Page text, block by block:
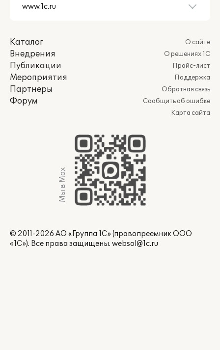
Каталог
Внедрения
Публикации
Мероприятия
Партнеры
Форум
О сайте
О решениях 1С
Прайс-лист
Поддержка
Обратная связь
Сообщить об ошибке
Карта сайта
Мы в Max
© 2011-2026 АО «Группа 1С» (правопреемник ООО
«1С»). Все права защищены. websol@1c.ru